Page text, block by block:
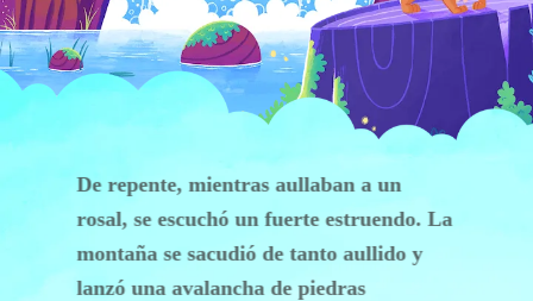
De repente, mientras aullaban a un
rosal, se escuchó un fuerte estruendo. La
montaña se sacudió de tanto aullido y
lanzó una avalancha de piedras